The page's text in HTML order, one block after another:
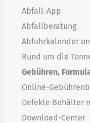
Abfall-App
Abfallberatung
Abfuhrkalender
Rund um die
Gebühren,
Online-
Defekte Behälter
Download-Center